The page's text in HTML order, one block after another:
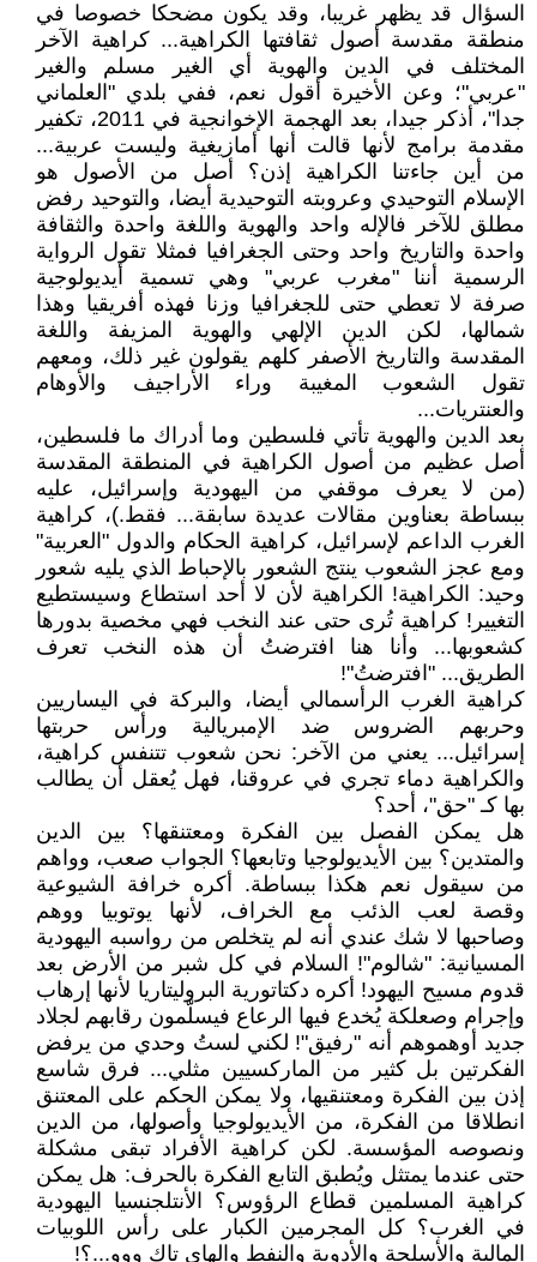
السؤال قد يظهر غريبا، وقد يكون مضحكا خصوصا في
منطقة مقدسة أصول ثقافتها الكراهية... كراهية الآخر
المختلف في الدين والهوية أي الغير مسلم والغير
"عربي"؛ وعن الأخيرة أقول نعم، ففي بلدي "العلماني
جدا"، أذكر جيدا، بعد الهجمة الإخوانجية في 2011، تكفير
مقدمة برامج لأنها قالت أنها أمازيغية وليست عربية...
من أين جاءتنا الكراهية إذن؟ أصل من الأصول هو
الإسلام التوحيدي وعروبته التوحيدية أيضا، والتوحيد رفض
مطلق للآخر فالإله واحد والهوية واللغة واحدة والثقافة
واحدة والتاريخ واحد وحتى الجغرافيا فمثلا تقول الرواية
الرسمية أننا "مغرب عربي" وهي تسمية أيديولوجية
صرفة لا تعطي حتى للجغرافيا وزنا فهذه أفريقيا وهذا
شمالها، لكن الدين الإلهي والهوية المزيفة واللغة
المقدسة والتاريخ الأصفر كلهم يقولون غير ذلك، ومعهم
تقول الشعوب المغيبة وراء الأراجيف والأوهام
والعنتريات...
بعد الدين والهوية تأتي فلسطين وما أدراك ما فلسطين،
أصل عظيم من أصول الكراهية في المنطقة المقدسة
(من لا يعرف موقفي من اليهودية وإسرائيل، عليه
ببساطة بعناوين مقالات عديدة سابقة... فقط.)، كراهية
الغرب الداعم لإسرائيل، كراهية الحكام والدول "العربية"
ومع عجز الشعوب ينتج الشعور بالإحباط الذي يليه شعور
وحيد: الكراهية! الكراهية لأن لا أحد استطاع وسيستطيع
التغيير! كراهية تُرى حتى عند النخب فهي مخصية بدورها
كشعوبها... وأنا هنا افترضتُ أن هذه النخب تعرف
الطريق... "افترضتُ"!
كراهية الغرب الرأسمالي أيضا، والبركة في اليساريين
وحربهم الضروس ضد الإمبريالية ورأس حربتها
إسرائيل... يعني من الآخر: نحن شعوب تتنفس كراهية،
والكراهية دماء تجري في عروقنا، فهل يُعقل أن يطالب
بها كـ "حق"، أحد؟
هل يمكن الفصل بين الفكرة ومعتنقها؟ بين الدين
والمتدين؟ بين الأيديولوجيا وتابعها؟ الجواب صعب، وواهم
من سيقول نعم هكذا ببساطة. أكره خرافة الشيوعية
وقصة لعب الذئب مع الخراف، لأنها يوتوبيا ووهم
وصاحبها لا شك عندي أنه لم يتخلص من رواسبه اليهودية
المسيانية: "شالوم"! السلام في كل شبر من الأرض بعد
قدوم مسيح اليهود! أكره دكتاتورية البروليتاريا لأنها إرهاب
وإجرام وصعلكة يُخدع فيها الرعاع فيسلّمون رقابهم لجلاد
جديد أوهموهم أنه "رفيق"! لكني لستُ وحدي من يرفض
الفكرتين بل كثير من الماركسيين مثلي... فرق شاسع
إذن بين الفكرة ومعتنقيها، ولا يمكن الحكم على المعتنق
انطلاقا من الفكرة، من الأيديولوجيا وأصولها، من الدين
ونصوصه المؤسسة. لكن كراهية الأفراد تبقى مشكلة
حتى عندما يمتثل ويُطبق التابع الفكرة بالحرف: هل يمكن
كراهية المسلمين قطاع الرؤوس؟ الأنتلجنسيا اليهودية
في الغرب؟ كل المجرمين الكبار على رأس اللوبيات
المالية والأسلحة والأدوية والنفط والهاي تاك ووو...؟!